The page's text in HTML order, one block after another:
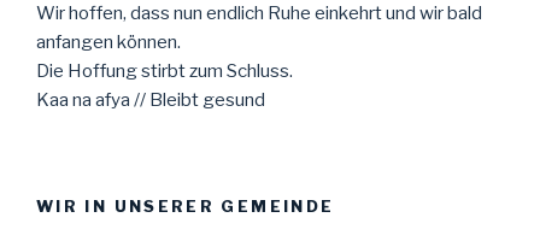
Wir hoffen, dass nun endlich Ruhe einkehrt und wir bald
anfangen können.
Die Hoffung stirbt zum Schluss.
Kaa na afya // Bleibt gesund
WIR IN UNSERER GEMEINDE